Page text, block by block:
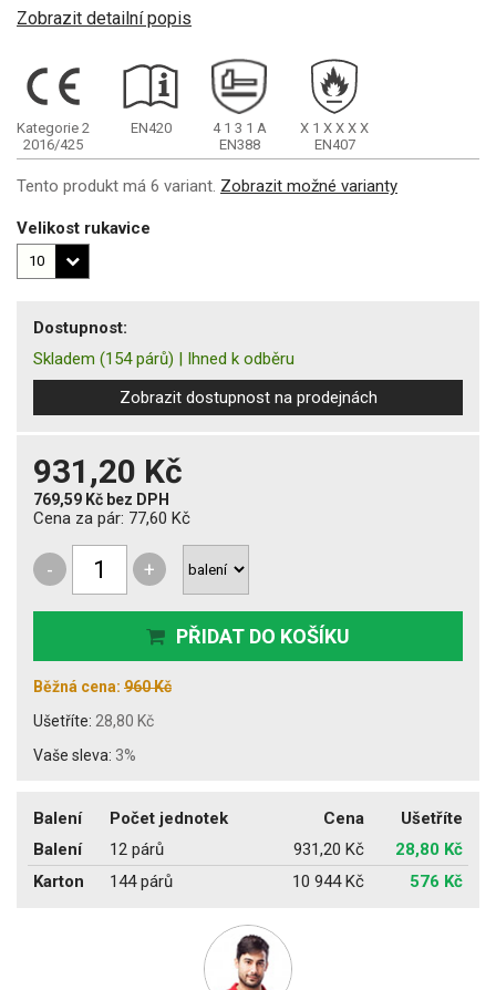
Zobrazit detailní popis
Kategorie 2
2016/425
EN420 4 1 3 1 A
EN388
X 1 X X X X
EN407
Tento produkt má 6 variant. Zobrazit možné varianty
Velikost rukavice
Dostupnost:
Skladem (154 párů) | Ihned k odběru
Zobrazit dostupnost na prodejnách
931,20 Kč
769,59 Kč bez DPH
Cena za pár: 77,60 Kč
- +
PŘIDAT DO KOŠÍKU
Běžná cena: 960 Kč
Ušetříte: 28,80 Kč
Vaše sleva: 3%
Balení Počet jednotek Cena
Ušetříte
Balení
12 párů 931,20 Kč
28,80 Kč
Karton
144 párů 10 944 Kč 576 Kč